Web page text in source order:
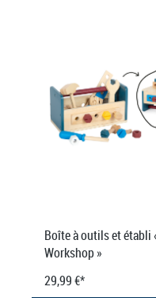
Boîte à outils et établi
Workshop »
29,99 €*